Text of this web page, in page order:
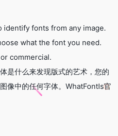
identify fonts from any image.
what the font you need.
commercial.
是什么来发现版式的艺术，您的
像中的任何字体。WhatFontIs官